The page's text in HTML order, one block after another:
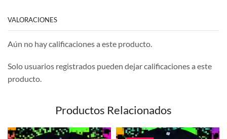
VALORACIONES
Aún no hay calificaciones a este producto.
Solo usuarios registrados pueden dejar calificaciones a este
producto.
Productos Relacionados